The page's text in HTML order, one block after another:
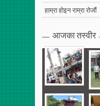
हाम्रा होइन राम्रा रोजौं
आजका तस्वीर